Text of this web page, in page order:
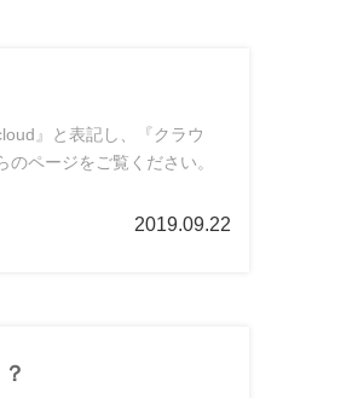
』と表記し、『クラウ
ページをご覧ください。
2019.09.22